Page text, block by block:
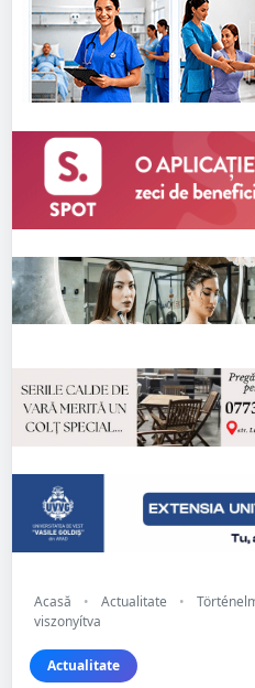
Acasă • Actualitate •
viszonyítva
Actualitate